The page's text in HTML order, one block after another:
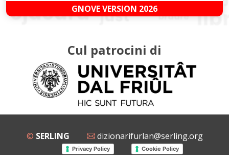
GNOVE VERSION 2026
Cul patrocini di
© SERLING dizionarifurlan@serling.org
Privacy Policy Cookie Policy